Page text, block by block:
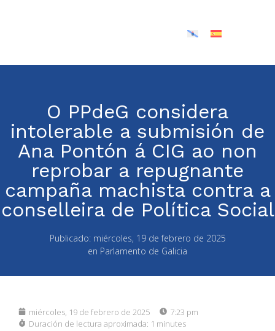
O PPdeG considera
intolerable a submisión de
Ana Pontón á CIG ao non
reprobar a repugnante
campaña machista contra a
conselleira de Política Social
Publicado: miércoles, 19 de febrero de 2025
en Parlamento de Galicia
miércoles, 19 de febrero de 2025
7:23 pm
Duración de lectura aproximada: 1 minutes